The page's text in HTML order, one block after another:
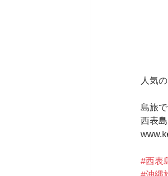
人気
島旅
西表
#西表